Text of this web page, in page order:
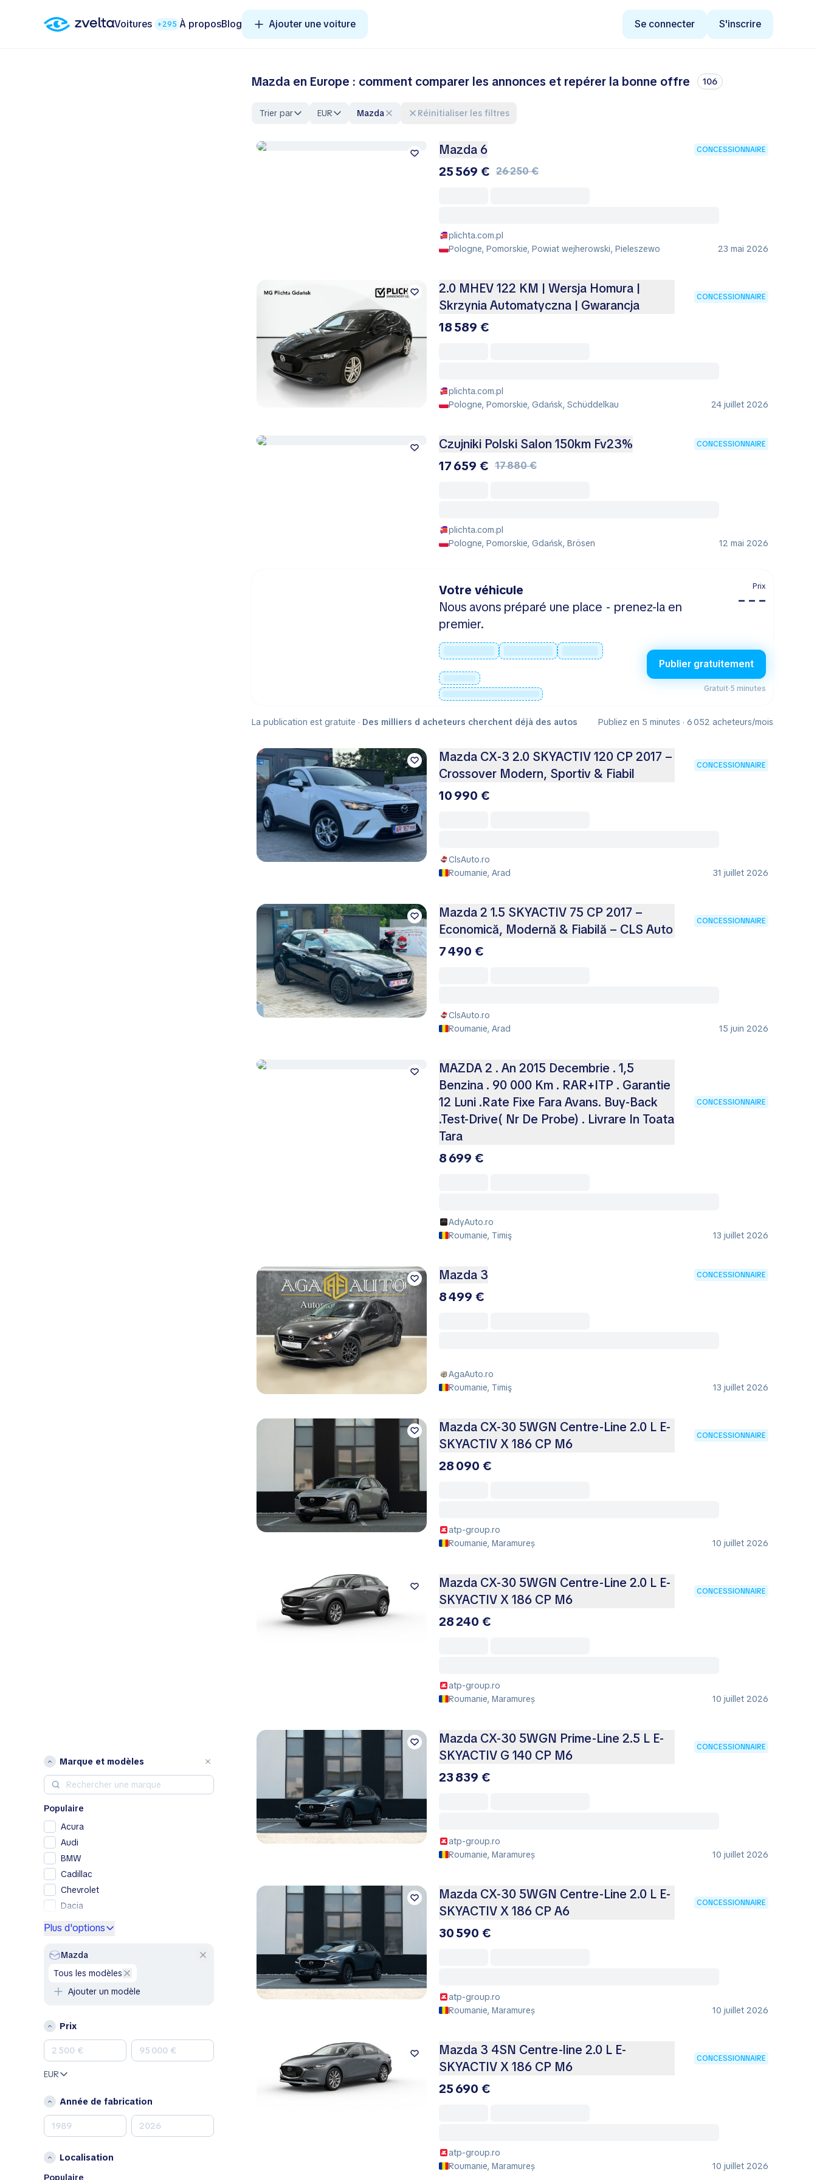
Voitures +295 À proposBlog Ajouter une voiture Se connecter S'inscrire
Marque et modèles
Populaire
Acura
Audi
BMW
Cadillac
Chevrolet
Dacia
GMC
Honda
Land Rover
Lexus
Mazda
Mercedes-Benz
Opel
Porsche
RAM
Plus d'options
Mazda
tous les modèles
Ajouter un modèle
Prix
EUR
Année de fabrication
Localisation
Populaire
Mazda en Europe : comment comparer les annonces et repérer la bonne offre 106
Trier par EUR Mazda Réinitialiser les filtres
Mazda 6 CONCESSIONNAIRE
25 569 € 26 250 €
plichta.com.pl
Pologne, Pomorskie, Powiat wejherowski, Pieleszewo
23 mai 2026
2.0 MHEV 122 KM | Wersja Homura |
Skrzynia Automatyczna | Gwarancja
CONCESSIONNAIRE
18 589 €
plichta.com.pl
Pologne, Pomorskie, Gdańsk, Schüddelkau
24 juillet 2026
Czujniki Polski Salon 150km Fv23% CONCESSIONNAIRE
17 659 € 17 880 €
plichta.com.pl
Pologne, Pomorskie, Gdańsk, Brösen
12 mai 2026
Votre véhicule
Nous avons préparé une place - prenez-la en
premier.
Prix
– – –
Publier gratuitement
Gratuit·5 minutes
La publication est gratuite · Des milliers d acheteurs cherchent déjà des autos Publiez en 5 minutes · 6 052 acheteurs/mois
Mazda CX‑3 2.0 SKYACTIV 120 CP 2017 –
Crossover Modern, Sportiv & Fiabil
CONCESSIONNAIRE
10 990 €
ClsAuto.ro
Roumanie, Arad
31 juillet 2026
Mazda 2 1.5 SKYACTIV 75 CP 2017 –
Economică, Modernă & Fiabilă – CLS Auto
CONCESSIONNAIRE
7 490 €
ClsAuto.ro
Roumanie, Arad
15 juin 2026
MAZDA 2 . An 2015 Decembrie . 1,5
Benzina . 90 000 Km . RAR+ITP . Garantie
12 Luni .Rate Fixe Fara Avans. Buy-Back
.Test-Drive( Nr De Probe) . Livrare In Toata
Tara
CONCESSIONNAIRE
8 699 €
AdyAuto.ro
Roumanie, Timiş
13 juillet 2026
Mazda 3 CONCESSIONNAIRE
8 499 €
AgaAuto.ro
Roumanie, Timiş
13 juillet 2026
Mazda CX-30 5WGN Centre-Line 2.0 L E-
SKYACTIV X 186 CP M6
CONCESSIONNAIRE
28 090 €
atp-group.ro
Roumanie, Maramureș
10 juillet 2026
Mazda CX-30 5WGN Centre-Line 2.0 L E-
SKYACTIV X 186 CP M6
CONCESSIONNAIRE
28 240 €
atp-group.ro
Roumanie, Maramureș
10 juillet 2026
Mazda CX-30 5WGN Prime-Line 2.5 L E-
SKYACTIV G 140 CP M6
CONCESSIONNAIRE
23 839 €
atp-group.ro
Roumanie, Maramureș
10 juillet 2026
Mazda CX-30 5WGN Centre-Line 2.0 L E-
SKYACTIV X 186 CP A6
CONCESSIONNAIRE
30 590 €
atp-group.ro
Roumanie, Maramureș
10 juillet 2026
Mazda 3 4SN Centre-line 2.0 L E-
SKYACTIV X 186 CP M6
CONCESSIONNAIRE
25 690 €
atp-group.ro
Roumanie, Maramureș
10 juillet 2026